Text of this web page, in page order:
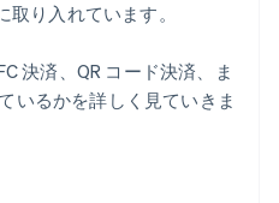
り入れています。
決済、QR コード決済、ま
いるかを詳しく見ていきま